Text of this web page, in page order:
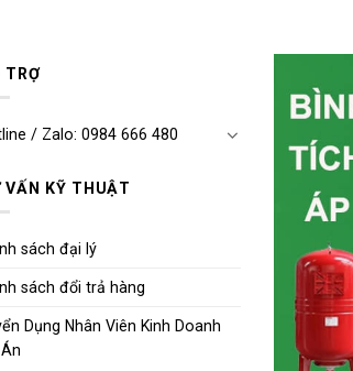
TRỢ
/ Zalo: 0984 666 480
VẤN KỸ THUẬT
sách đại lý
sách đổi trả hàng
Dụng Nhân Viên Kinh Doanh